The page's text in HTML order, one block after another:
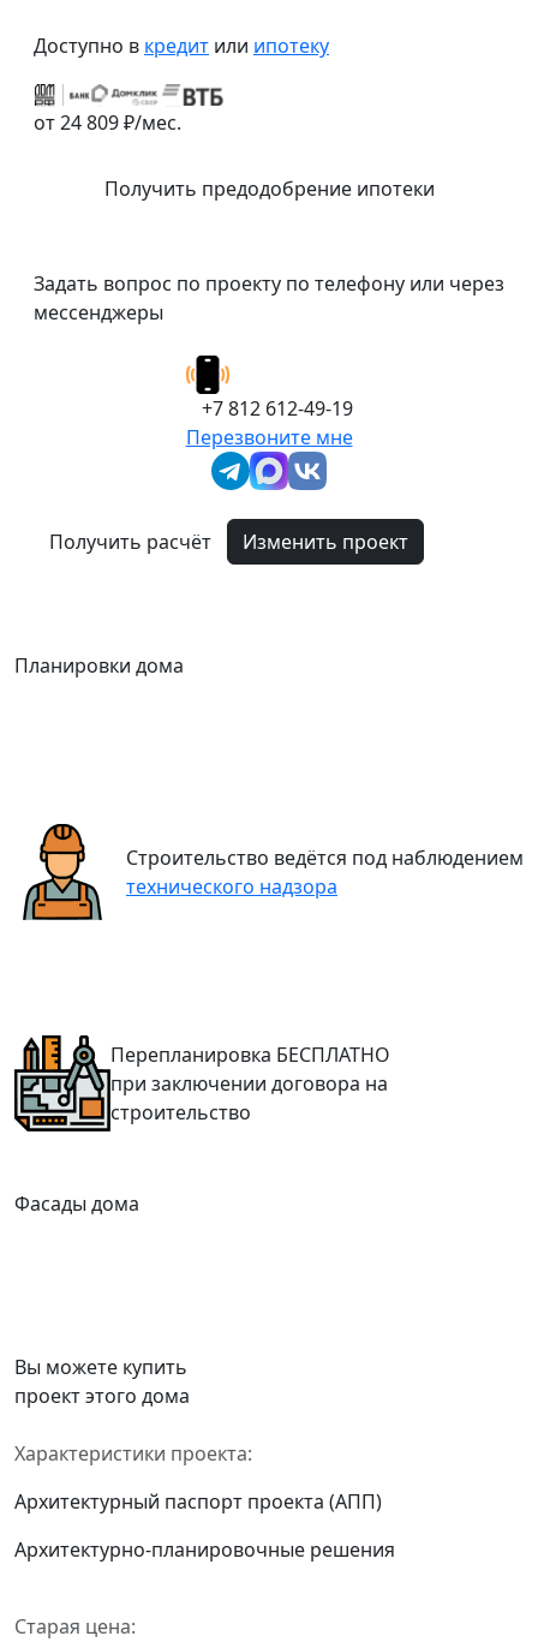
Доступно в кредит или ипотеку
от 24 809 ₽/мес.
Получить предодобрение ипотеки
Задать вопрос по проекту по телефону или через
мессенджеры
+7 812 612-49-19
Перезвоните мне
Получить расчёт Изменить проект
Планировки дома
Строительство ведётся под наблюдением
технического надзора
Перепланировка БЕСПЛАТНО
при заключении договора на
строительство
Фасады дома
Вы можете купить
проект этого дома
Характеристики проекта:
Архитектурный паспорт проекта (АПП)
Архитектурно-планировочные решения
Старая цена: